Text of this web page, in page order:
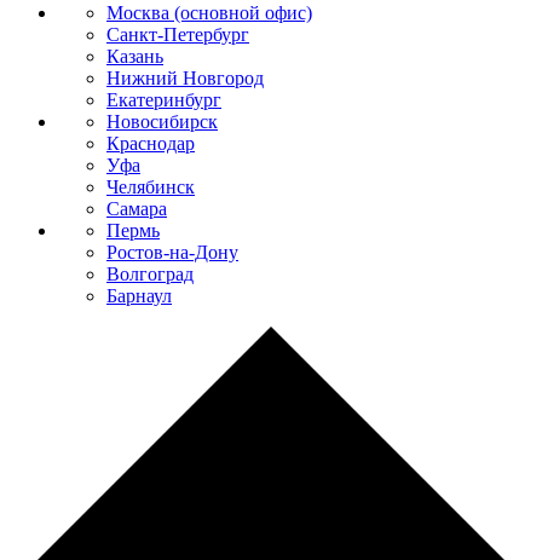
Москва (основной офис)
Санкт-Петербург
Казань
Нижний Новгород
Екатеринбург
Новосибирск
Краснодар
Уфа
Челябинск
Самара
Пермь
Ростов-на-Дону
Волгоград
Барнаул